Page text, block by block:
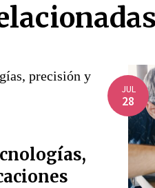
JUL
28